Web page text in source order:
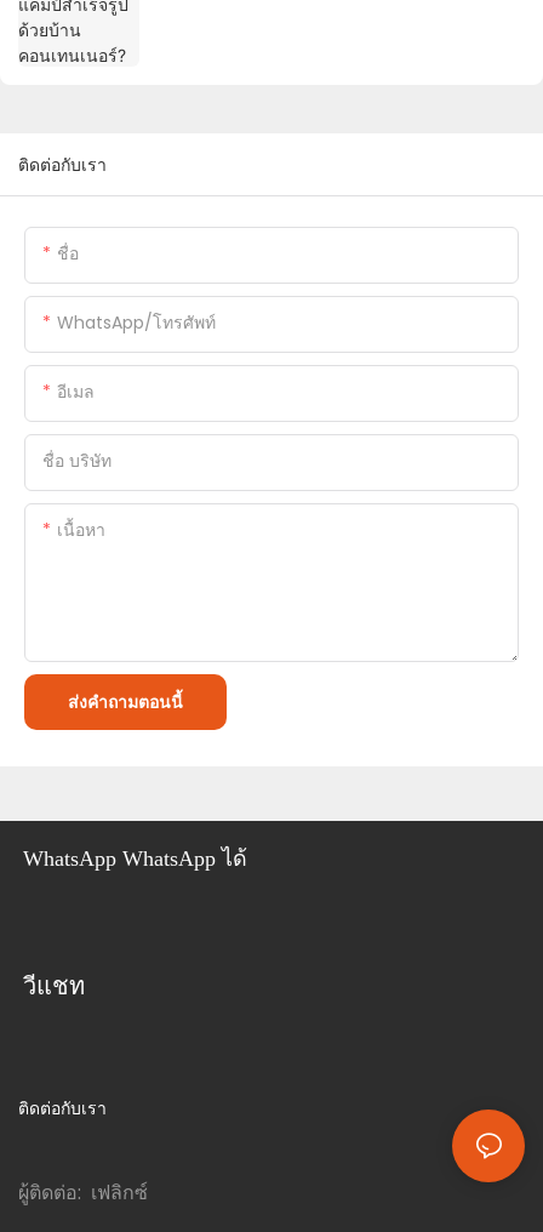
ติดต่อกับเรา
ชื่อ
WhatsApp/โทรศัพท์
อีเมล
ชื่อ บริษัท
เนื้อหา
ส่งคำถามตอนนี้
WhatsApp WhatsApp ได้
วีแชท
ติดต่อกับเรา
ผู้ติดต่อ: เฟลิกซ์